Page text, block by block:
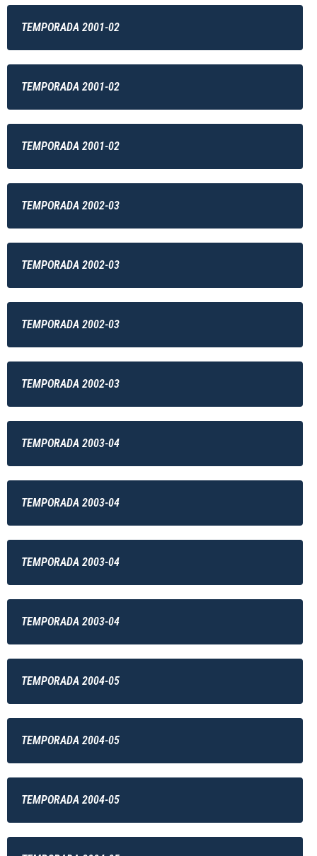
TEMPORADA 2001-02
TEMPORADA 2001-02
TEMPORADA 2001-02
TEMPORADA 2002-03
TEMPORADA 2002-03
TEMPORADA 2002-03
TEMPORADA 2002-03
TEMPORADA 2003-04
TEMPORADA 2003-04
TEMPORADA 2003-04
TEMPORADA 2003-04
TEMPORADA 2004-05
TEMPORADA 2004-05
TEMPORADA 2004-05